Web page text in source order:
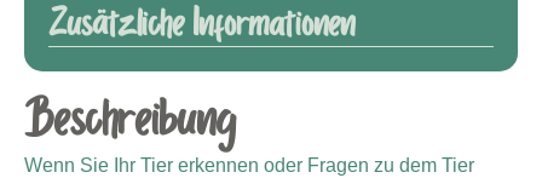
Zusätzliche Informationen
Beschreibung
Wenn Sie Ihr Tier erkennen oder Fragen zu dem Tier